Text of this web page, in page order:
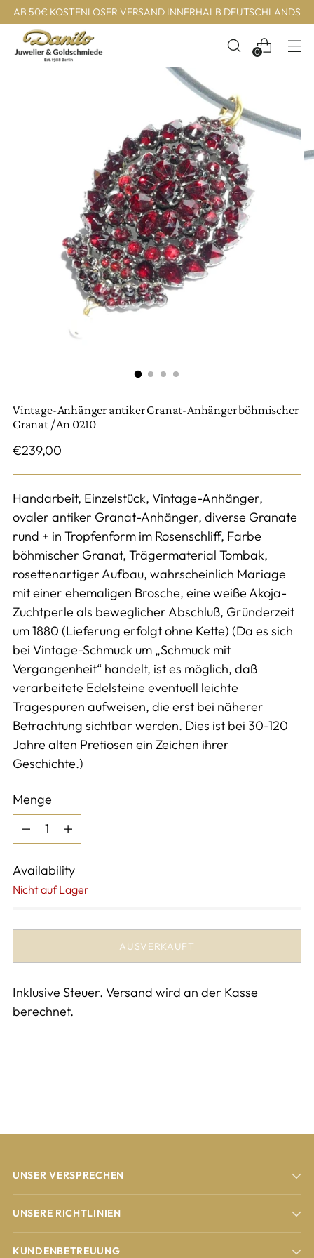
AB 50€ KOSTENLOSER VERSAND INNERHALB DEUTSCHLANDS
0
Vintage-Anhänger antiker Granat-Anhänger böhmischer
Granat / An 0210
Regulärer
€239,00
Handarbeit, Einzelstück, Vintage-Anhänger,
ovaler antiker Granat-Anhänger, diverse Granate
rund + in Tropfenform im Rosenschliff, Farbe
böhmischer Granat, Trägermaterial Tombak,
rosettenartiger Aufbau, wahrscheinlich Mariage
mit einer ehemaligen Brosche, eine weiße Akoja-
Zuchtperle als beweglicher Abschluß, Gründerzeit
um 1880 (Lieferung erfolgt ohne Kette) (Da es sich
bei Vintage-Schmuck um „Schmuck mit
Vergangenheit“ handelt, ist es möglich, daß
verarbeitete Edelsteine eventuell leichte
Tragespuren aufweisen, die erst bei näherer
Betrachtung sichtbar werden. Dies ist bei 30-120
Jahre alten Pretiosen ein Zeichen ihrer
Geschichte.)
Menge
Menge
Availability
Nicht auf Lager
AUSVERKAUFT
Inklusive Steuer. Versand wird an der Kasse
berechnet.
UNSER VERSPRECHEN
UNSERE RICHTLINIEN
KUNDENBETREUUNG